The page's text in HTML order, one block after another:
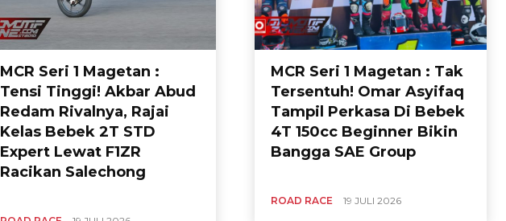
MCR Seri 1 Magetan :
Tensi Tinggi! Akbar Abud
Redam Rivalnya, Rajai
Kelas Bebek 2T STD
Expert Lewat F1ZR
Racikan Salechong​
MCR Seri 1 Magetan : Tak
Tersentuh! Omar Asyifaq
Tampil Perkasa Di Bebek
4T 150cc Beginner Bikin
Bangga SAE Group
ROAD RACE 19 JULI 2026